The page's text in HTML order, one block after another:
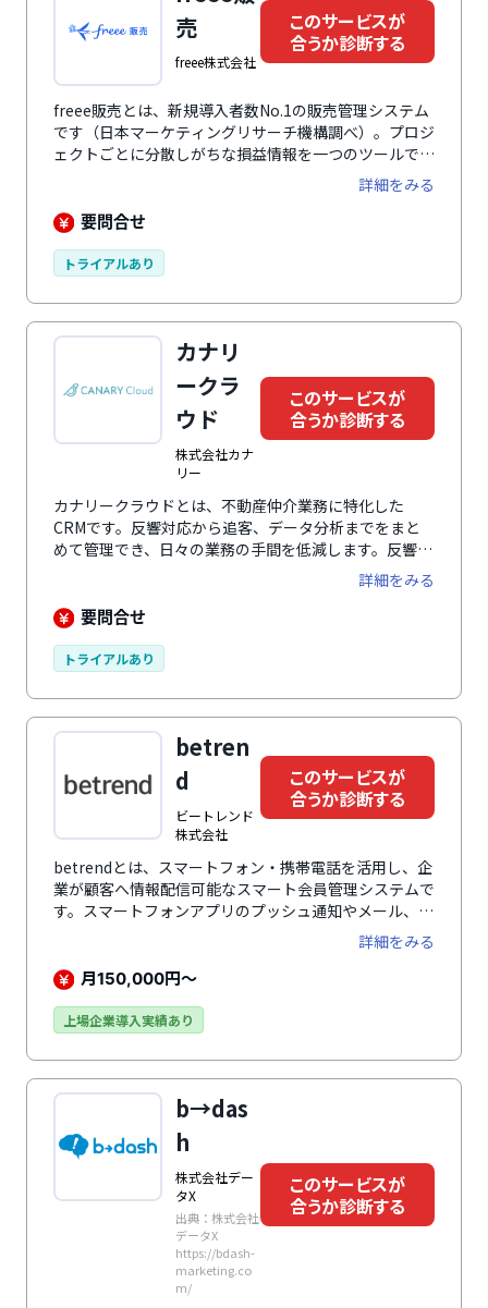
レス帳など豊富な機能を搭載しているのも特徴のひとつ
です。グループウェアの情報は従業員で共有されるた
め、管理の負担削減につながります。データはすべて信
頼の高い高セキュリティなクラウド上に保存されるた
め、安全して利用できます。
売
freee株式会社
このサービスが
合うか診断する
freee販売とは、新規導入者数No.1の販売管理システム
です（日本マーケティングリサーチ機構調べ）。プロジ
ェクトごとに分散しがちな損益情報を一つのツールでタ
イムリーに可視化できます。案件の受注見込みから経理
の支払処理まで、スムーズに一元管理します。これによ
り、煩雑な業務フローが効率化され、業務負担を減らし
つなげることで、部門間の連携を強化。コミュニケーシ
に、人件費を換算し、コスト削減に貢献します。
詳細をみる
要問合せ
トライアルあり
カナリ
ークラ
ウド
株式会社カナ
リー
このサービスが
合うか診断する
カナリークラウドとは、不動産仲介業務に特化した
CRMです。反響対応から追客、データ分析までをまと
めて管理でき、日々の業務の手間を低減します。反響か
ら来店までのやりとりを複数媒体にまたがって一画面で
確認できるため、ツールの切り替えや情報の抜け漏れを
防げます。また、自動追客機能を使えば、来店予約まで
らに、蓄積されたデータを自動で整理・分析すること
れます。
詳細をみる
要問合せ
トライアルあり
betren
d
ビートレンド
株式会社
このサービスが
合うか診断する
betrendとは、スマートフォン・携帯電話を活用し、企
業が顧客へ情報配信可能なスマート会員管理システムで
す。スマートフォンアプリのプッシュ通知やメール、
LINEなどのマルチコンタクトチャネルを有し、最適な
情報配信手段を利用できます。また、顧客の利用状況
（来店・購買など）を行動履歴として記録します。行動
ことができるため、飲食・小売・サービス業を中心に幅
詳細をみる
月150,000円～
上場企業導入実績あり
b→das
h
株式会社デー
タX
出典：株式会社
データX
https://bdash-
marketing.co
m/
このサービスが
合うか診断する